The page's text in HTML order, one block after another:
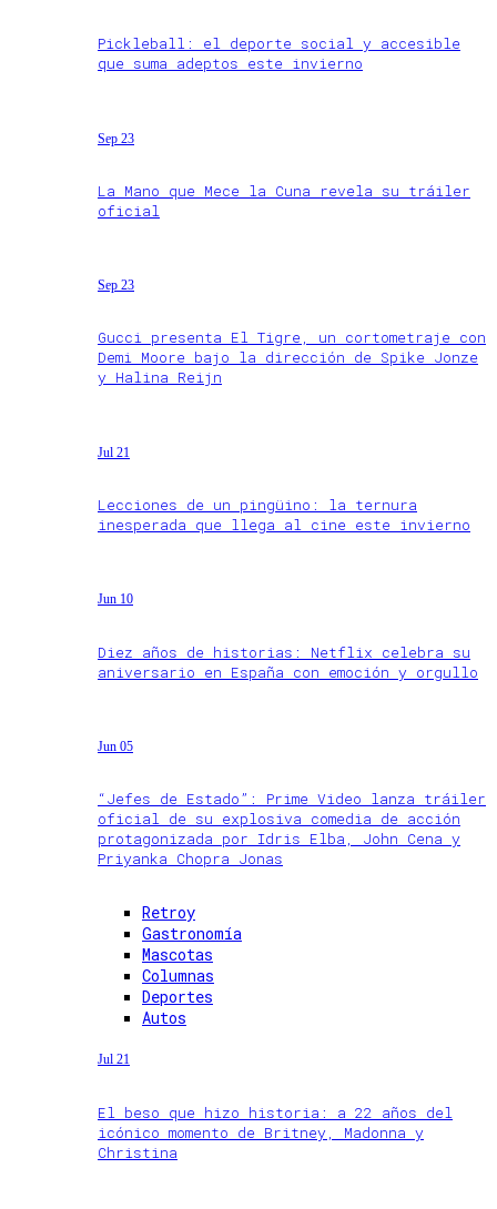
Pickleball: el deporte social y accesible
que suma adeptos este invierno
Sep 23
La Mano que Mece la Cuna revela su tráiler
oficial
Sep 23
Gucci presenta El Tigre, un cortometraje con
Demi Moore bajo la dirección de Spike Jonze
y Halina Reijn
Jul 21
Lecciones de un pingüino: la ternura
inesperada que llega al cine este invierno
Jun 10
Diez años de historias: Netflix celebra su
aniversario en España con emoción y orgullo
Jun 05
“Jefes de Estado”: Prime Video lanza tráiler
oficial de su explosiva comedia de acción
protagonizada por Idris Elba, John Cena y
Priyanka Chopra Jonas
Retroy
Gastronomía
Mascotas
Columnas
Deportes
Autos
Jul 21
El beso que hizo historia: a 22 años del
icónico momento de Britney, Madonna y
Christina